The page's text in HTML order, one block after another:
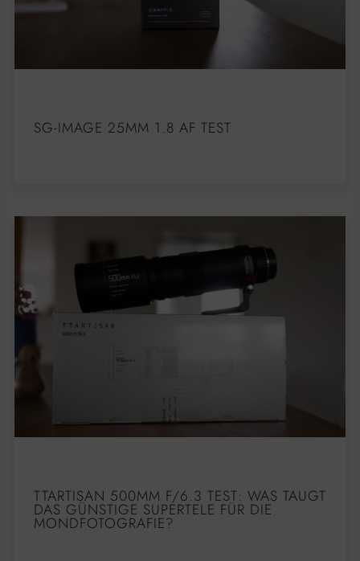
SG-IMAGE 25MM 1.8 AF TEST
TTARTISAN 500MM F/6.3 TEST: WAS TAUGT
DAS GÜNSTIGE SUPERTELE FÜR DIE
MONDFOTOGRAFIE?